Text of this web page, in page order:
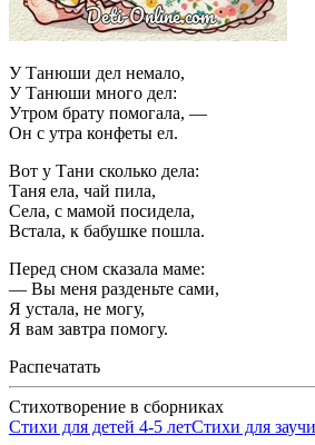
У Танюши дел немало,
У Танюши много дел:
Утром брату помогала, —
Он с утра конфеты ел.
Вот у Тани сколько дела:
Таня ела, чай пила,
Села, с мамой посидела,
Встала, к бабушке пошла.
Перед сном сказала маме:
— Вы меня разденьте сами,
Я устала, не могу,
Я вам завтра помогу.
Распечатать
Стихотворение в сборниках
Стихи для детей 4-5 летСтихи для